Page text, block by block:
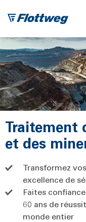
Traitement
et des
Transformez
excellence de
Faites
60 ans de
monde entier